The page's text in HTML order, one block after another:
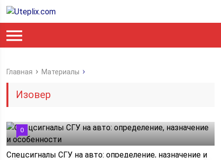
Главная Материалы
Изовер
0
Спецсигналы СГУ на авто: определение, назначение и